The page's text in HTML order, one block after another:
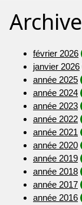
février 2026
janvier 2026
année 2025
année 2024
année 2023
année 2022
année 2021
année 2020
année 2019
année 2018
année 2017
année 2016